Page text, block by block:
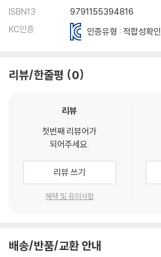
ISBN13
9791155394816
KC인증
인증유형 : 적합성확인
리뷰/한줄평 0
리뷰
첫번째 리뷰어가
되어주세요.
리뷰 쓰기
혜택 및 유의사항
배송/반품/교환 안내